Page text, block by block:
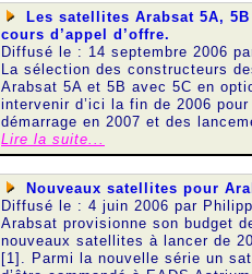
Les satellites Arabsat 5A,
cours d’appel d’offre.
Diffusé le : 14 septembre 2006
La sélection des constructeurs
Arabsat 5A et 5B avec 5C en
intervenir d’ici la fin de 2006 pour
démarrage en 2007 et des
Lire la suite...
Nouveaux satellites pour
Diffusé le : 4 juin 2006 par
Arabsat provisionne son budget
nouveaux satellites à lancer de
[1]. Parmi la nouvelle série un